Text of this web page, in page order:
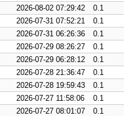
2026-08-02 07:29:42 0.1
2026-07-31 07:52:21 0.1
2026-07-31 06:26:36 0.1
2026-07-29 08:26:27 0.1
2026-07-29 06:28:12 0.1
2026-07-28 21:36:47 0.1
2026-07-28 19:59:43 0.1
2026-07-27 11:58:06 0.1
2026-07-27 08:01:07 0.1